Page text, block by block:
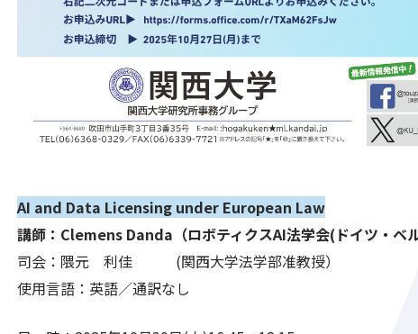
AI and Data Licensing under European Law
講師：Clemens Danda（ロボティクスAI法学会(ドイツ・ベル
司会：隈元 利佳 (関西大学法学部准教授）
使用言語：英語／通訳なし